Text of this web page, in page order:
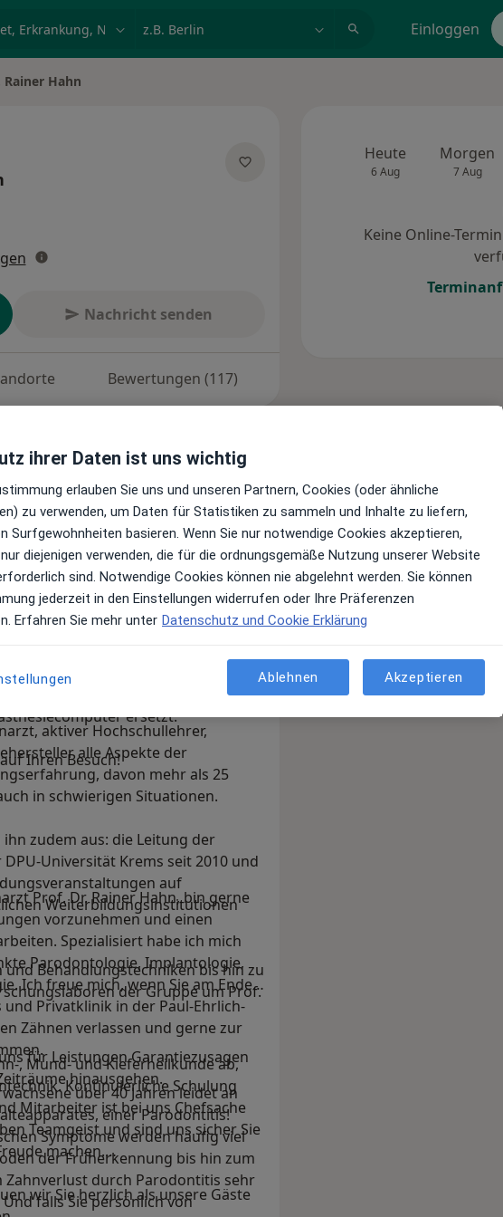
Einloggen
Rainer Hahn
Nachricht senden
Bewertungen (117)
Juni 2022 Juni 2022
uns in der Zahnärztlichen
Bedürfnissen. Für alle
es viele Lösungsmöglichkeiten.
arbeiten schmerzfrei in entspannter
bei uns wohl. Wir behandeln mit
und wenn gesundheitlich
Eine Spritze kennen wir nicht.
ersetzt.
Ihren Besuch!
aktiver Hochschullehrer,
alle Aspekte der
davon mehr als 25
in schwierigen Situationen.
zudem aus: die Leitung der
Universität Krems seit 2010 und
auf
Weiterbildungsinstitutionen
Behandlungstechniken bis hin zu
der Gruppe um Prof.
für Leistungen Garantiezusagen
hinausgehen.
Prof. Dr. Rainer Hahn, bin gerne
vorzunehmen und einen
Spezialisiert habe ich mich
Parodontologie, Implantologie,
Ich freue mich, wenn Sie am Ende
Privatklinik in der Paul-Ehrlich-
Zähnen verlassen und gerne zur
über 40 Jahren leidet an
einer Parodontitis!
Symptome werden häufig viel
der Früherkennung bis hin zum
Zahnverlust durch Parodontitis sehr
falls Sie persönlich von
, Mund- und Kieferheilkunde ab,
Kontinuierliche Schulung
Mitarbeiter ist bei uns Chefsache
Teamgeist und sind uns sicher Sie
machen.
wir Sie herzlich als unsere Gäste
Heute
6 Aug
Morgen
7 Aug
Keine Online-
ihrer Daten ist uns wichtig
erlauben Sie uns und unseren Partnern, Cookies (oder ähnliche
zu verwenden, um Daten für Statistiken zu sammeln und Inhalte zu liefern,
Surfgewohnheiten basieren. Wenn Sie nur notwendige Cookies akzeptieren,
diejenigen verwenden, die für die ordnungsgemäße Nutzung unserer Website
sind. Notwendige Cookies können nie abgelehnt werden. Sie können
jederzeit in den Einstellungen widerrufen oder Ihre Präferenzen
Erfahren Sie mehr unter Datenschutz und Cookie Erklärung
Ablehnen Akzeptieren